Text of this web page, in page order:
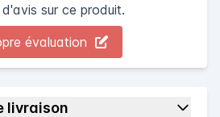
sur ce produit.
évaluation
livraison